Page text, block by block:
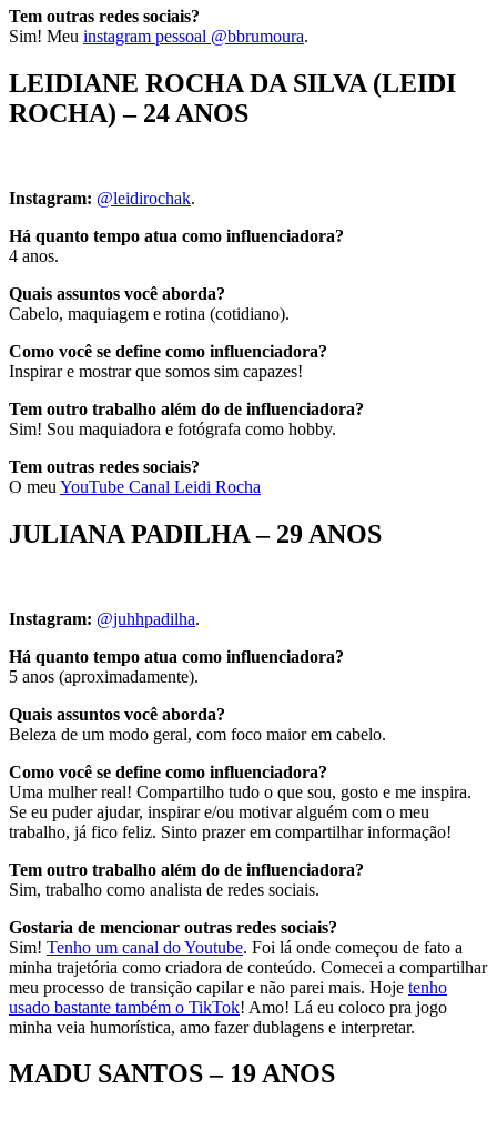
Tem outras redes sociais?
Sim! Meu instagram pessoal @bbrumoura.
LEIDIANE ROCHA DA SILVA (LEIDI
ROCHA) – 24 ANOS
Instagram: @leidirochak.
Há quanto tempo atua como influenciadora?
4 anos.
Quais assuntos você aborda?
Cabelo, maquiagem e rotina (cotidiano).
Como você se define como influenciadora?
Inspirar e mostrar que somos sim capazes!
Tem outro trabalho além do de influenciadora?
Sim! Sou maquiadora e fotógrafa como hobby.
Tem outras redes sociais?
O meu YouTube Canal Leidi Rocha
JULIANA PADILHA – 29 ANOS
Instagram: @juhhpadilha.
Há quanto tempo atua como influenciadora?
5 anos (aproximadamente).
Quais assuntos você aborda?
Beleza de um modo geral, com foco maior em cabelo.
Como você se define como influenciadora?
Uma mulher real! Compartilho tudo o que sou, gosto e me inspira.
Se eu puder ajudar, inspirar e/ou motivar alguém com o meu
trabalho, já fico feliz. Sinto prazer em compartilhar informação!
Tem outro trabalho além do de influenciadora?
Sim, trabalho como analista de redes sociais.
Gostaria de mencionar outras redes sociais?
Sim! Tenho um canal do Youtube. Foi lá onde começou de fato a
minha trajetória como criadora de conteúdo. Comecei a compartilhar
meu processo de transição capilar e não parei mais. Hoje tenho
usado bastante também o TikTok! Amo! Lá eu coloco pra jogo
minha veia humorística, amo fazer dublagens e interpretar.
MADU SANTOS – 19 ANOS